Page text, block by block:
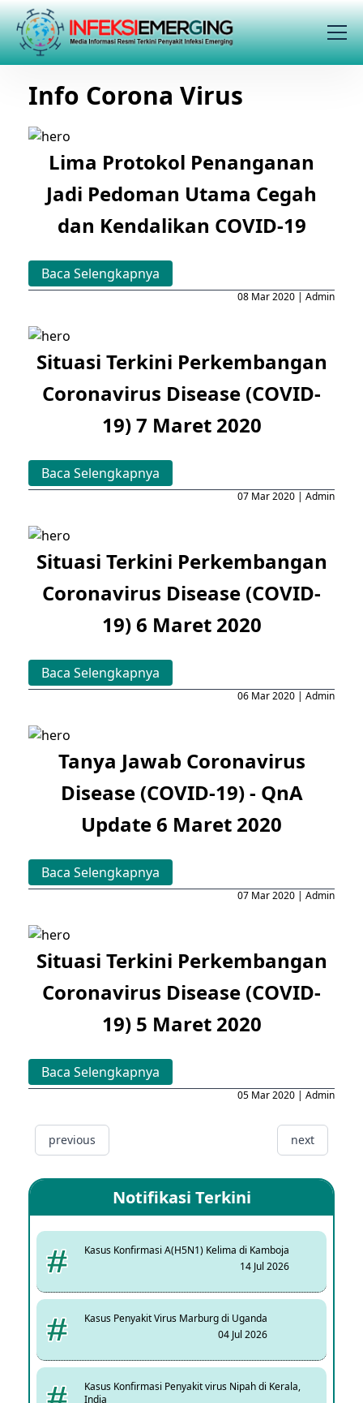
Info Corona Virus
Lima Protokol Penanganan
Jadi Pedoman Utama Cegah
dan Kendalikan COVID-19
Baca Selengkapnya
08 Mar 2020 | Admin
Situasi Terkini Perkembangan
Coronavirus Disease (COVID-
19) 7 Maret 2020
Baca Selengkapnya
07 Mar 2020 | Admin
Situasi Terkini Perkembangan
Coronavirus Disease (COVID-
19) 6 Maret 2020
Baca Selengkapnya
06 Mar 2020 | Admin
Tanya Jawab Coronavirus
Disease (COVID-19) - QnA
Update 6 Maret 2020
Baca Selengkapnya
07 Mar 2020 | Admin
Situasi Terkini Perkembangan
Coronavirus Disease (COVID-
19) 5 Maret 2020
Baca Selengkapnya
05 Mar 2020 | Admin
previous next
Notifikasi Terkini
Kasus Konfirmasi A(H5N1) Kelima di Kamboja
14 Jul 2026
Kasus Penyakit Virus Marburg di Uganda
04 Jul 2026
Kasus Konfirmasi Penyakit virus Nipah di Kerala,
India